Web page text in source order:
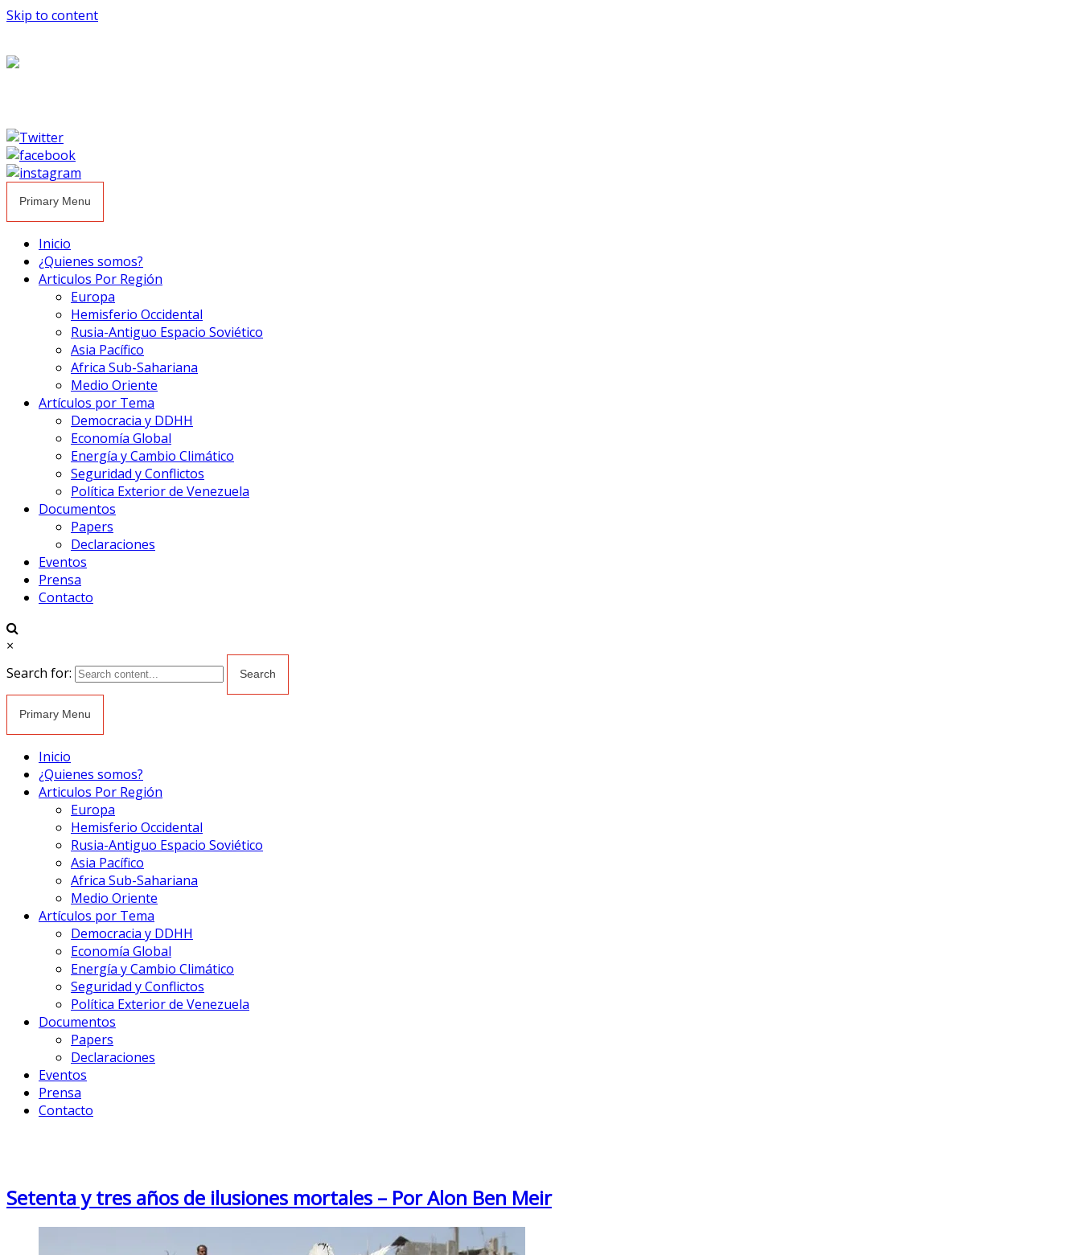
Skip to content
Primary Menu
Inicio
¿Quienes somos?
Articulos Por Región
Europa
Hemisferio Occidental
Rusia-Antiguo Espacio Soviético
Asia Pacífico
Africa Sub-Sahariana
Medio Oriente
Artículos por Tema
Democracia y DDHH
Economía Global
Energía y Cambio Climático
Seguridad y Conflictos
Política Exterior de Venezuela
Documentos
Papers
Declaraciones
Eventos
Prensa
Contacto
×
Search for:
Primary Menu
Inicio
¿Quienes somos?
Articulos Por Región
Europa
Hemisferio Occidental
Rusia-Antiguo Espacio Soviético
Asia Pacífico
Africa Sub-Sahariana
Medio Oriente
Artículos por Tema
Democracia y DDHH
Economía Global
Energía y Cambio Climático
Seguridad y Conflictos
Política Exterior de Venezuela
Documentos
Papers
Declaraciones
Eventos
Prensa
Contacto
Setenta y tres años de ilusiones mortales – Por Alon Ben Meir